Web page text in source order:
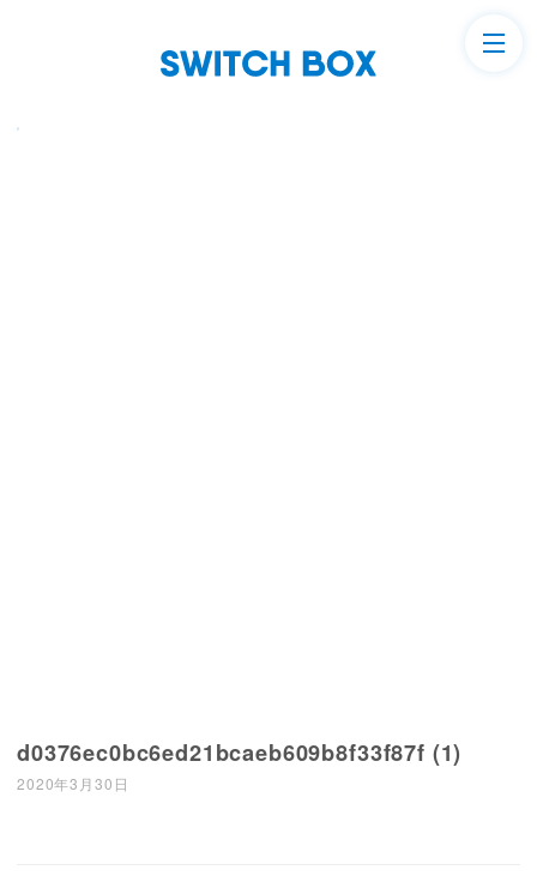
d0376ec0bc6ed21bcaeb609b8f33f87f (1)
2020年3月30日